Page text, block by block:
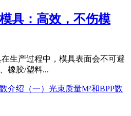
具：高效，不伤模
生产过程中，模具表面会不可避
橡胶/塑料...